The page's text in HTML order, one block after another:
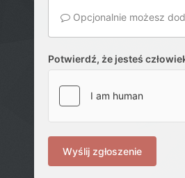
Opcjonalnie możesz
Potwierdź, że jesteś
Wyślij zgłoszenie